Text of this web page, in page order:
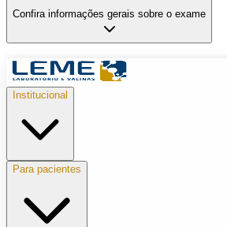
Confira informações gerais sobre o exame
Institucional
Para pacientes